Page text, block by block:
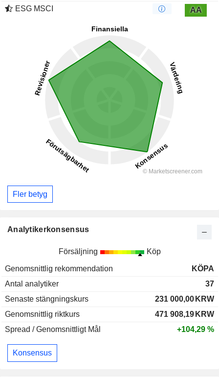
ESG MSCI
AA
Fler betyg
Analytikerkonsensus
Försäljning Köp
Genomsnittlig rekommendation
KÖPA
Antal analytiker
37
Senaste stängningskurs
231 000,00 KRW
Genomsnittlig riktkurs
471 908,19 KRW
Spread / Genomsnittligt Mål
+104,29 %
Konsensus